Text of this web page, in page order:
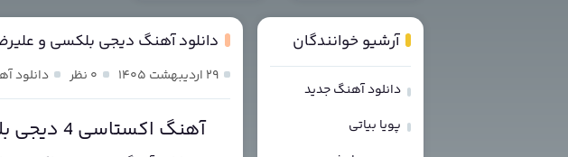
دانلود آهنگ دیجی بلکسی و
۲۹ اردیبهشت ۱۴۰۵ ۰ نظر دانلود
آهنگ اکستاسی 4 دیجی بلکسی و علیرضا مجذوب
آرشیو خوانندگان
دانلود آهنگ جدید
پویا بیاتی